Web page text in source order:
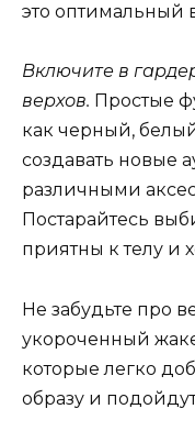
это оптимальный
Включите в
верхов. Простые
как черный,
создавать новые
различными
Постарайтесь
приятны к телу и
Не забудьте про
укороченный
которые легко
образу и